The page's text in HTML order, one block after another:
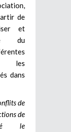
de
et
du
les
dans
de
de
le